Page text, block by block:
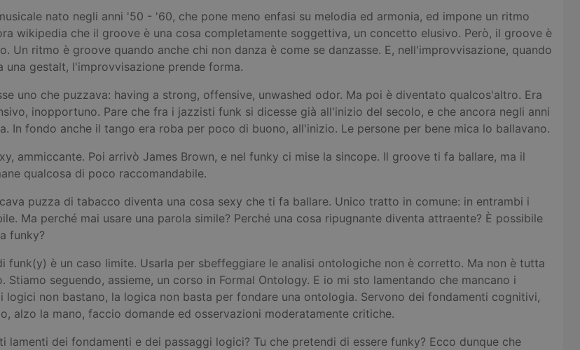
nato negli anni '50 - '60, che pone meno enfasi su melodia ed armonia, ed impone un ritmo
wikipedia che il groove è una cosa completamente soggettiva, un concetto elusivo. Però, il groove è
Un ritmo è groove quando anche chi non danza è come se danzasse. E, nell'improvvisazione, quando
gestalt, l'improvvisazione prende forma.
uno che puzzava: having a strong, offensive, unwashed odor. Ma poi è diventato qualcos'altro. Era
inopportuno. Pare che fra i jazzisti funk si dicesse già all'inizio del secolo, e che ancora negli anni
In fondo anche il tango era roba per poco di buono, all'inizio. Le persone per bene mica lo ballavano.
ammiccante. Poi arrivò James Brown, e nel funky ci mise la sincope. Il groove ti fa ballare, ma il
qualcosa di poco raccomandabile.
puzza di tabacco diventa una cosa sexy che ti fa ballare. Unico tratto in comune: in entrambi i
Ma perché mai usare una parola simile? Perché una cosa ripugnante diventa attraente? È possibile
funky?
funk(y) è un caso limite. Usarla per sbeffeggiare le analisi ontologiche non è corretto. Ma non è tutta
Stiamo seguendo, assieme, un corso in Formal Ontology. E io mi sto lamentando che mancano i
logici non bastano, la logica non basta per fondare una ontologia. Servono dei fondamenti cognitivi,
alzo la mano, faccio domande ed osservazioni moderatamente critiche.
lamenti dei fondamenti e dei passaggi logici? Tu che pretendi di essere funky? Ecco dunque che